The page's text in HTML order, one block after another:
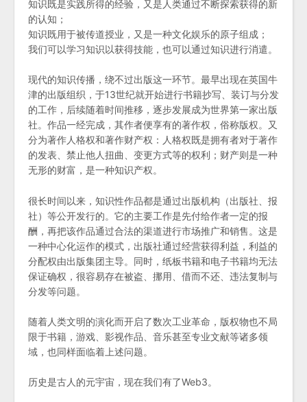
知识既是实践所得的经验，又是人类通过不断探索获得的新
的认知；
知识既用于被传道授业，又是一种文化娱乐的原子组成；
我们可以学习知识以获得技能，也可以通过知识进行消遣。
现代的知识传播，绕不过出版这一环节。最早出现在英国牛
津的出版组织，于13世纪就开始进行书籍抄写、装订与分发
的工作，后续随着时间推移，逐步发展成为世界第一家出版
社。作品一经完成，其作者便享有的著作权，俗称版权。又
分为著作人格权和著作财产权：人格权既是拥有者对于著作
的发表、禁止他人扭曲、变更方式等的权利；财产则是一种
无形的财富，是一种知识产权。
很长时间以来，知识性作品都是通过出版机构（出版社、报
社）等公开发行的。它的主要工作是先付给作者一定的报
酬，再把该作品通过合法的渠道进行市场推广和销售。这是
一种中心化运作的模式，出版社通过经营获得利益，利益的
分配权由出版集团主导。同时，纸板书籍和电子书籍均无法
保证确权，很容易存在被盗、挪用、借而不还、违法复制与
分发等问题。
随着人类文明的演化而开启了数次工业革命，版权物也不局
限于书籍，游戏、影视作品、音乐甚至专业文献等诸多领
域，也同样面临着上述问题。
历史是古人的元宇宙，现在我们有了Web3。